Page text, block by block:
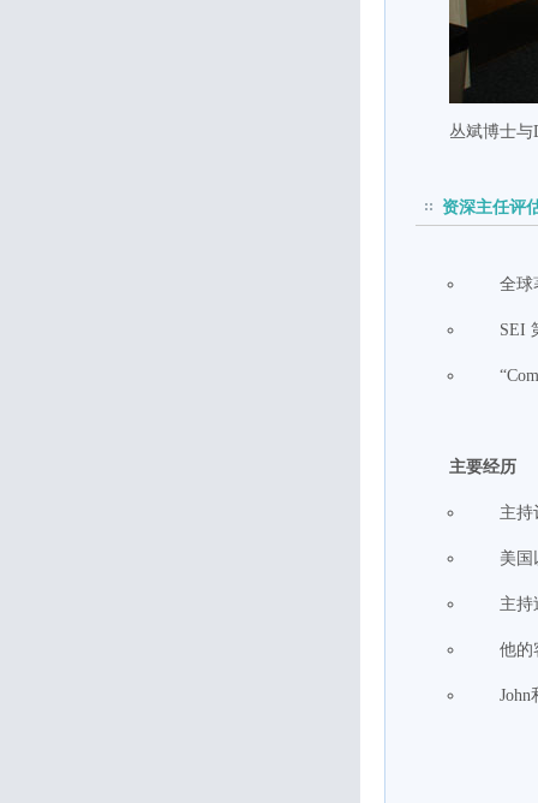
丛斌博士与
资深主任评
全球
SEI
主要经历
主持
美国
主持
他的